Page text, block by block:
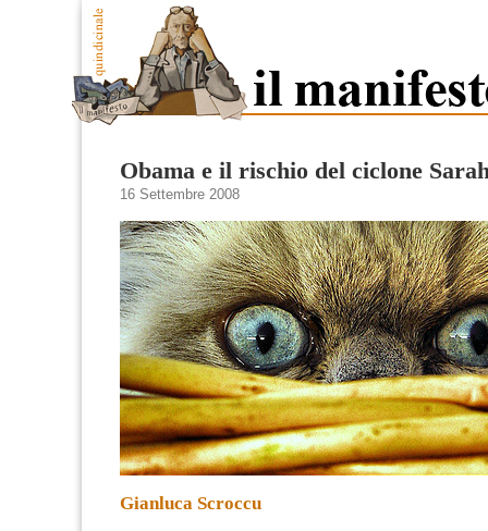
Obama e il rischio del ciclone
16 Settembre 2008
Gianluca Scroccu